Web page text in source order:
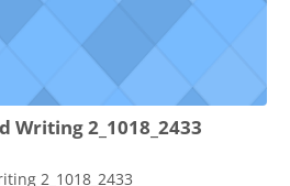
Writing 2_1018_2433
2_1018_2433